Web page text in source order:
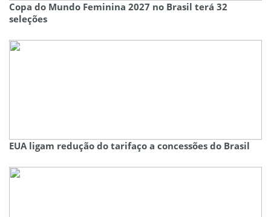
Copa do Mundo Feminina 2027 no Brasil terá 32
seleções
EUA ligam redução do tarifaço a concessões do Brasil